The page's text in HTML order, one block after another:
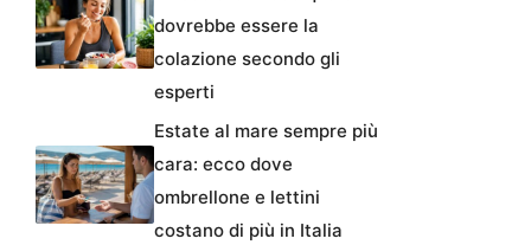
dovrebbe essere la
colazione secondo gli
esperti
Estate al mare sempre più
cara: ecco dove
ombrellone e lettini
costano di più in Italia